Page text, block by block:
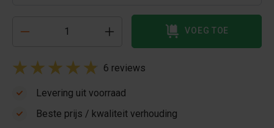
VOEG TOE
6 reviews
Levering uit voorraad
Beste prijs / kwaliteit verhouding